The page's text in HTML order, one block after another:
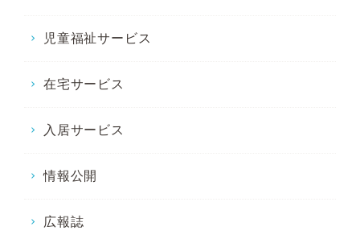
児童福祉サービス
在宅サービス
入居サービス
情報公開
広報誌